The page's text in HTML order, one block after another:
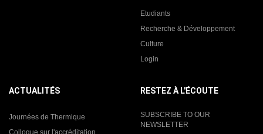
Etudiants
Recherche & Développement
Culture
Login
ACTUALITÉS
Journées de Thermique
Colloque sur l'accréditation
RESTEZ À L'ÉCOUTE
SUBSCRIBE TO OUR
NEWSLETTER